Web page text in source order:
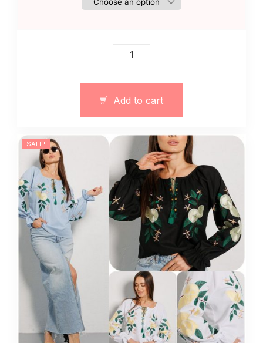
Damska
w
stylu
etnicznym
monokolorowa
quantity
Add to cart
SALE!